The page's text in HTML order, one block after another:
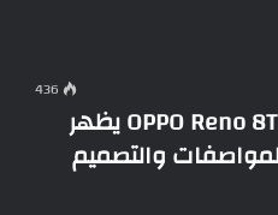
436
اوبو رينو 8 تي – OPPO Reno 8T 4G يظهر
والتصميم